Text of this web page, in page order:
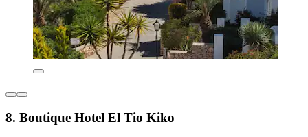
8. Boutique Hotel El Tio Kiko